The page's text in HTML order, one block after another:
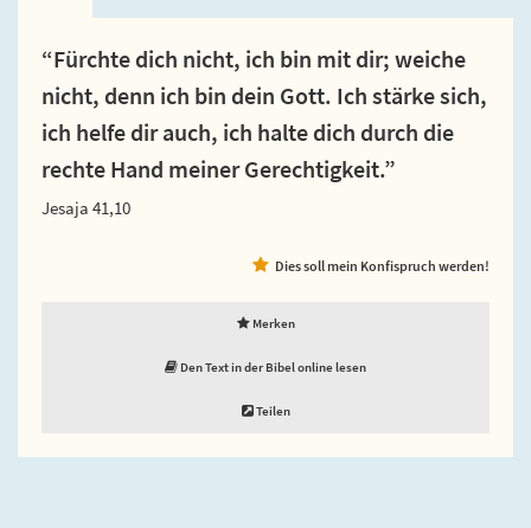
“Fürchte dich nicht, ich bin mit dir; weiche
nicht, denn ich bin dein Gott. Ich stärke sich,
ich helfe dir auch, ich halte dich durch die
rechte Hand meiner Gerechtigkeit.”
Jesaja 41,10
Dies soll mein Konfispruch werden!
Merken
Den Text in der Bibel online lesen
Teilen